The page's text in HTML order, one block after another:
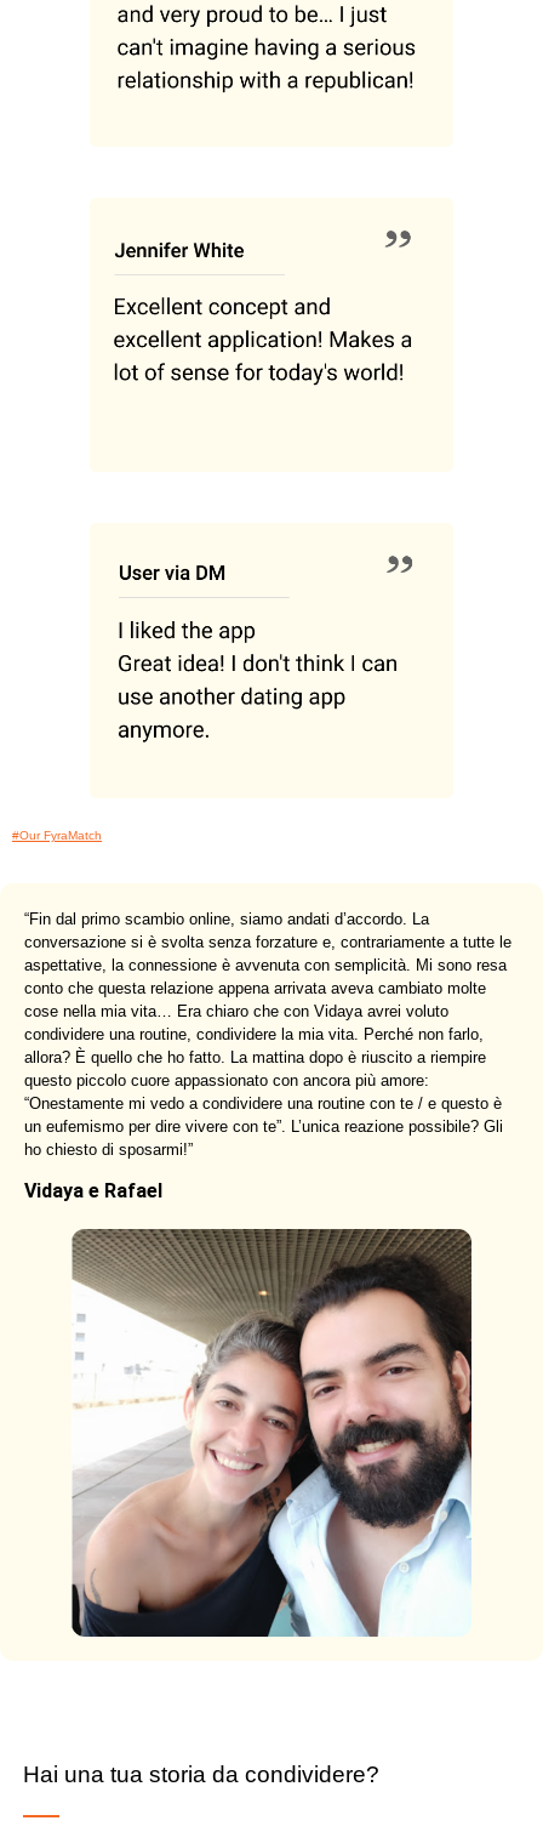
#Our FyraMatch
“Fin dal primo scambio online, siamo andati d’accordo. La
conversazione si è svolta senza forzature e, contrariamente a tutte le
aspettative, la connessione è avvenuta con semplicità. Mi sono resa
conto che questa relazione appena arrivata aveva cambiato molte
cose nella mia vita… Era chiaro che con Vidaya avrei voluto
condividere una routine, condividere la mia vita. Perché non farlo,
allora? È quello che ho fatto. La mattina dopo è riuscito a riempire
questo piccolo cuore appassionato con ancora più amore:
“Onestamente mi vedo a condividere una routine con te / e questo è
un eufemismo per dire vivere con te”. L’unica reazione possibile? Gli
ho chiesto di sposarmi!”
Vidaya e Rafael
Hai una tua storia da condividere?